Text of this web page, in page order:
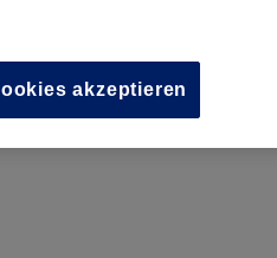
akzeptieren